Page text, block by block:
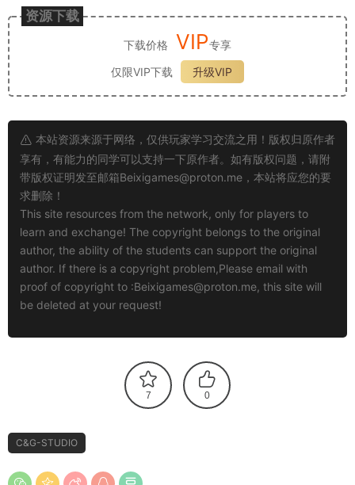
资源下载
下载价格 VIP专享
仅限VIP下载
升级VIP
本站资源来源于网络，仅供玩家学习交流之用！版权归原作者
享有，有能力的同学可以支持一下原作者。如有版权问题，请附
带版权证明发至邮箱Beixigames@proton.me ，本站将应您的要
求删除！
This site resources from the network, only for players to
learn and exchange! The copyright belongs to the original
author, the ability of the students can support the original
author. If there is a copyright problem,Please email with
proof of copyright to :Beixigames@proton.me, this site will
be deleted at your request!
7 0
C&G-STUDIO